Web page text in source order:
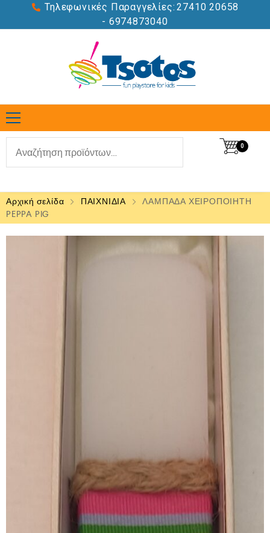
Τηλεφωνικές Παραγγελίες: 27410 20658
- 6974873040
0
Αρχική σελίδα ΠΑΙΧΝΙΔΙΑ
ΛΑΜΠΑΔΑ ΧΕΙΡΟΠΟΙΗΤΗ
PEPPA PIG